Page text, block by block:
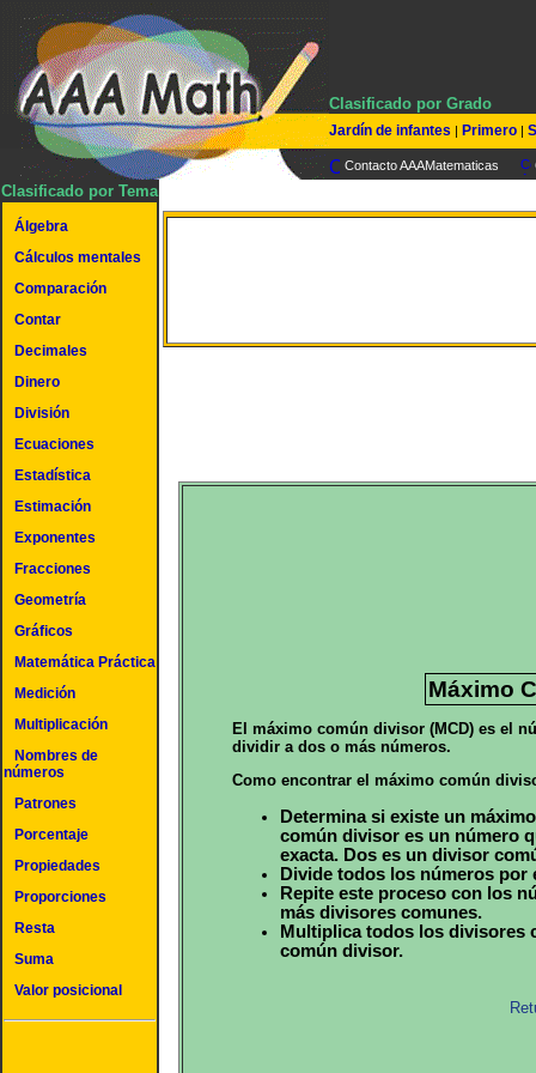
Clasificado por Grado
Jardín de infantes | Primero |
Contacto AAAMatematicas
Clasificado por Tema
Álgebra
Cálculos mentales
Comparación
Contar
Decimales
Dinero
División
Ecuaciones
Estadística
Estimación
Exponentes
Fracciones
Geometría
Gráficos
Matemática Práctica
Medición
Multiplicación
Nombres de
números
Patrones
Porcentaje
Propiedades
Proporciones
Resta
Suma
Valor posicional
Máximo
El máximo común divisor (MCD) es el
dividir a dos o más números.
Como encontrar el máximo común
Determina si existe un
común divisor es un número
exacta. Dos es un divisor
Divide todos los números por
Repite este proceso con los
más divisores comunes.
Multiplica todos los divisores
común divisor.